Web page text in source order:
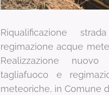
Riqualificazione
regimazione acque
Realizzazione
tagliafuoco e
meteoriche, in Comune